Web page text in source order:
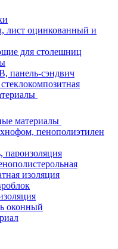
лист оцинкованный и
для столешниц
панель-сэндвич
материалы
пенополиэтилен
пароизоляция
изоляция
оконный